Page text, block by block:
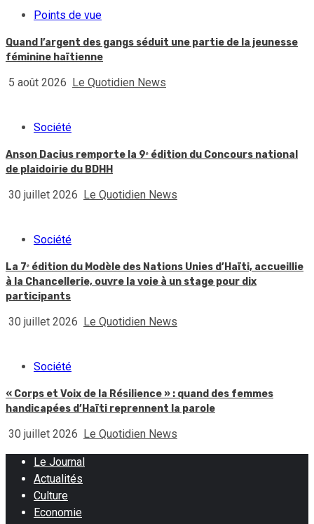
Points de vue
Quand l’argent des gangs séduit une partie de la jeunesse
féminine haïtienne
5 août 2026 Le Quotidien News
Société
Anson Dacius remporte la 9ᵉ édition du Concours national
de plaidoirie du BDHH
30 juillet 2026 Le Quotidien News
Société
La 7ᵉ édition du Modèle des Nations Unies d’Haïti, accueillie
à la Chancellerie, ouvre la voie à un stage pour dix
participants
30 juillet 2026 Le Quotidien News
Société
« Corps et Voix de la Résilience » : quand des femmes
handicapées d’Haïti reprennent la parole
30 juillet 2026 Le Quotidien News
Le Journal
Actualités
Culture
Economie